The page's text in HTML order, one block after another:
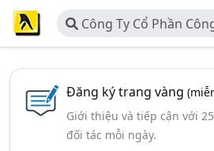
Công Ty Cổ Phần
Thiên Lương
Đăng ký trang vàng
Giới thiệu và tiếp cận với
đối tác mỗi ngày.